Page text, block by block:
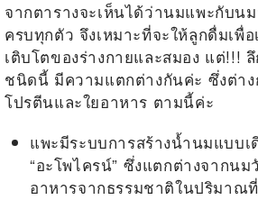
จากตารางจะเห็นได้ว่านมแพะกับน
ครบทุกตัว จึงเหมาะที่จะให้ลูกดื่มเพื่อ
เติบโตของร่างกายและสมอง แต่!!!
ชนิดนี้ มีความแตกต่างกันค่ะ ซึ่งต่าง
โปรตีนและใยอาหาร ตามนี้ค่ะ
แพะมีระบบการสร้างน้ำนมแบบเ
“อะโพไครน์” ซึ่งแตกต่างจากน
อาหารจากธรรมชาติในปริมาณ